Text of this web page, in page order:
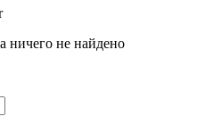
ничего не найдено